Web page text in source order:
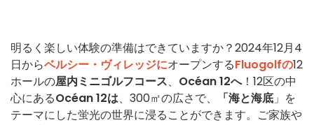
明るく楽しい体験の準備はできていますか？2024年12月4
日からベルシー・ヴィレッジにオープンするFluogolfの12
ホールの屋内ミニゴルフコース、 Océan 12へ！12区の中
心にあるOcéan 12は、300㎡の広さで、 「海と海底 」を
テーマにした蛍光の世界に浸ることができます。ご家族や